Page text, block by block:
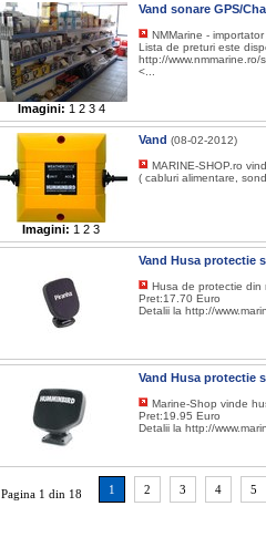
Imagini: 1 2 3 4
Vand sonare GPS/
NMMarine -
Lista de preturi este
http://
<...
Imagini: 1 2 3
Vand (08-02-2012)
MARINE-SHOP.ro
( cabluri alimentare,
Vand Husa protectie
Husa de protectie din
Pret:17.70 Euro
Detalii la http://
Vand Husa protectie
Marine-Shop vinde
Pret:19.95 Euro
Detalii la http://
Pagina 1 din 18 1 2 3 4 5